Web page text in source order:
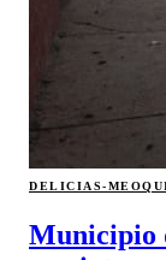
DELICIAS-
Municipio